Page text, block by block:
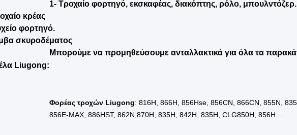
Hongjun είναι σε θέση να παρέχει την πιο ικανοποιητική εξ ολοκλήρου
για τους πελάτες της!
Η Hongjun παρέχει ανταλλακτικά για
1- Τροχαίο φορτηγό, εκσκαφέας, διακόπτης, ρόλο, μπουλντόζερ.
φορτηγό.